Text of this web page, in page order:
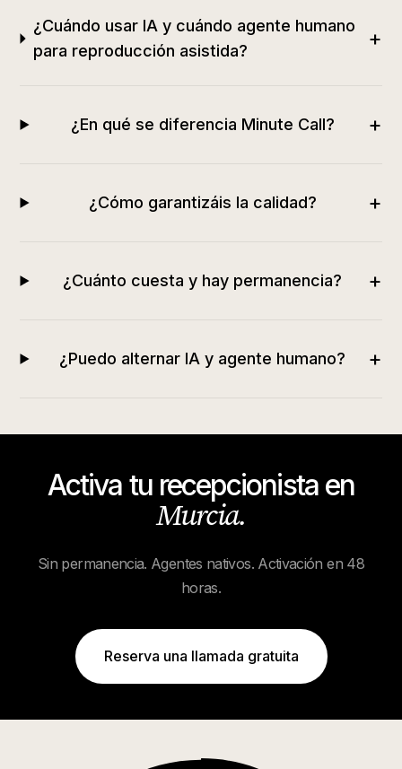
¿Cuándo usar IA y cuándo agente humano
para reproducción asistida?
+
¿En qué se diferencia Minute Call? +
¿Cómo garantizáis la calidad? +
¿Cuánto cuesta y hay permanencia? +
¿Puedo alternar IA y agente humano? +
Activa tu recepcionista en
Murcia.
Sin permanencia. Agentes nativos. Activación en 48
horas.
Reserva una llamada gratuita